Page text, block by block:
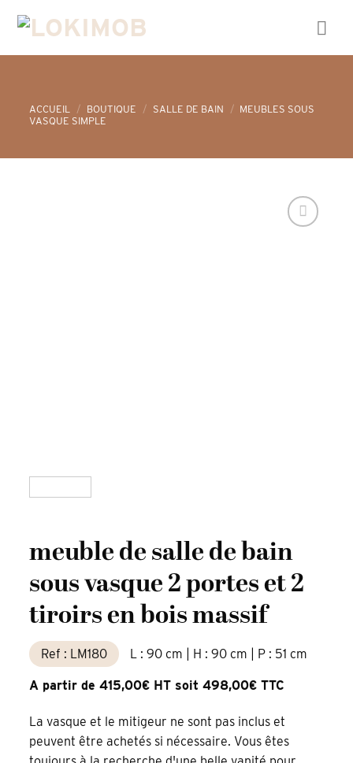
ACCUEIL / BOUTIQUE / SALLE DE BAIN / MEUBLES SOUS
VASQUE SIMPLE
meuble de salle de bain
sous vasque 2 portes et 2
tiroirs en bois massif
Ref : LM180 L : 90 cm | H : 90 cm | P : 51 cm
A partir de 415,00€ HT soit 498,00€ TTC
La vasque et le mitigeur ne sont pas inclus et
peuvent être achetés si nécessaire. Vous êtes